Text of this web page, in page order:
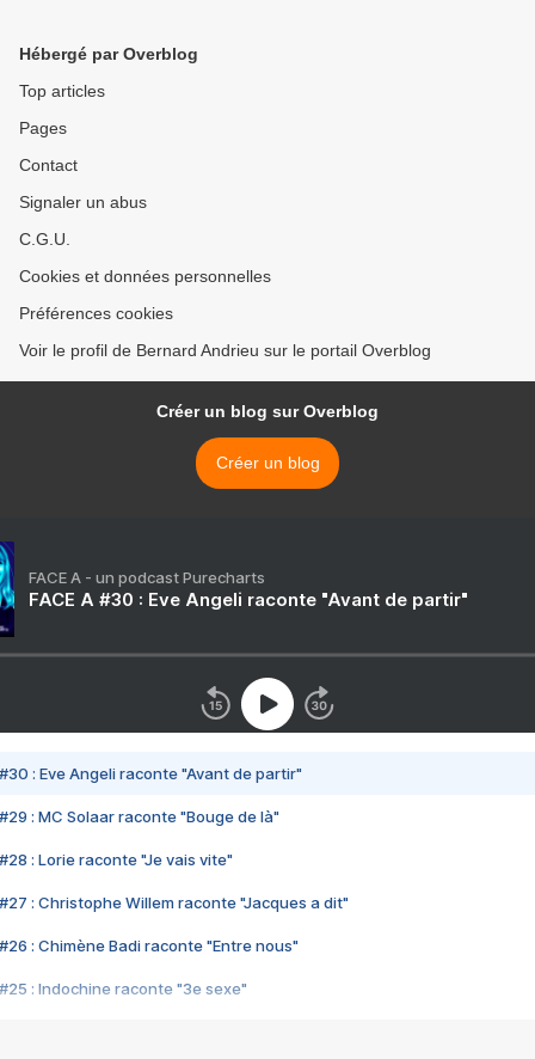
Hébergé par Overblog
Top articles
Pages
Contact
Signaler un abus
C.G.U.
Cookies et données personnelles
Préférences cookies
Voir le profil de Bernard Andrieu sur le portail Overblog
Créer un blog sur Overblog
Créer un blog
FACE A - un podcast Purecharts
FACE A #30 : Eve Angeli raconte "Avant de partir"
#30 : Eve Angeli raconte "Avant de partir"
#29 : MC Solaar raconte "Bouge de là"
#28 : Lorie raconte "Je vais vite"
#27 : Christophe Willem raconte "Jacques a dit"
#26 : Chimène Badi raconte "Entre nous"
#25 : Indochine raconte "3e sexe"